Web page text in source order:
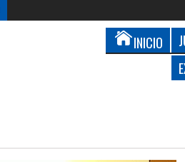
INICIO